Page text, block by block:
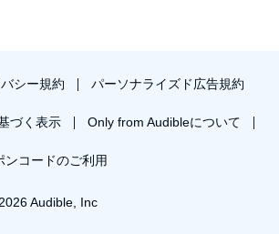
シー規約 パーソナライズド広告規約
づく表示 Only from Audibleについて
ンコードのご利用
Audible, Inc